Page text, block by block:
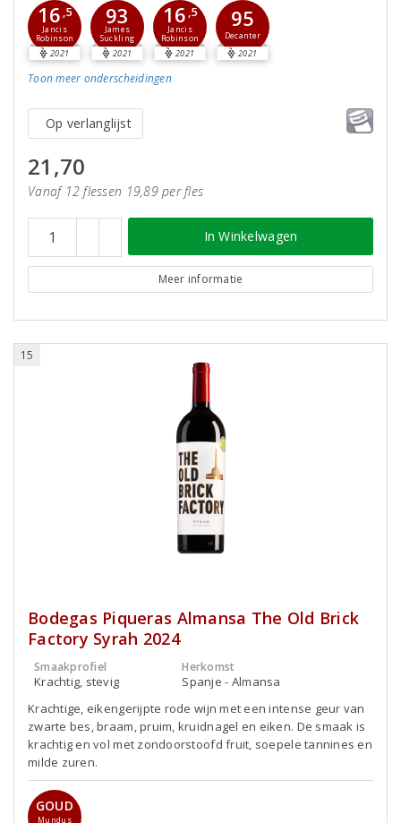
16 ,5
Jancis
Robinson
2021
93
James
Suckling
2021
16 ,5
Jancis
Robinson
2021
95
Decanter
2021
Toon meer onderscheidingen
Op verlanglijst
21,70
Vanaf 12 flessen 19,89 per fles
In Winkelwagen
Meer informatie
15
Bodegas Piqueras Almansa The Old Brick
Factory Syrah 2024
Smaakprofiel
Krachtig, stevig
Herkomst
Spanje - Almansa
Krachtige, eikengerijpte rode wijn met een intense geur van
zwarte bes, braam, pruim, kruidnagel en eiken. De smaak is
krachtig en vol met zondoorstoofd fruit, soepele tannines en
milde zuren.
GOUD
Mundus